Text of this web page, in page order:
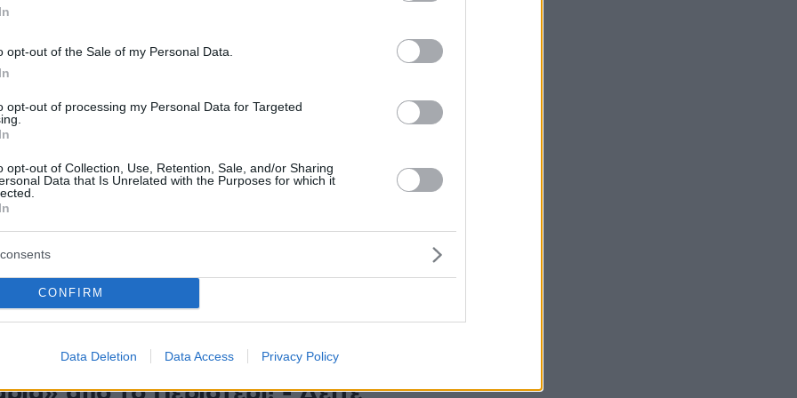
opt-out of the Sale of my Personal Data.
opt-out of processing my Personal Data for Targeted
opt-out of Collection, Use, Retention, Sale, and/or Sharing
Data that Is Unrelated with the Purposes for which it
CONFIRM
Data Deletion Data Access Privacy Policy
έκανε ντεμπούτο με την πρώτη ομάδα του
στο Αιγάλεω - Η πορεία του, το περιβραχιόνιο και τα
«Δεν παρατήσαμε ποτέ το
- Δείτε βίντεο
έδειξαν οι παίκτες του ενώ άφησε αιχμές για τις
ο διαιτητής
- Ατρόμητος 2-3: